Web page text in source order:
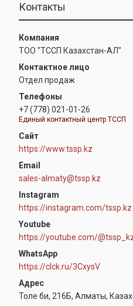
Контакты
ТОО "ТССП Казахстан-АЛ"
Отдел продаж
+7 (778) 021-01-26
Единый контактный центр ТССП
https://www.tssp.kz
sales-almaty@tssp.kz
Instagram
https://instagram.com/tssp.kz
Youtube
https://youtube.com/
WhatsApp
https://clck.ru/3CxysV
Толе би, 216Б, Алматы,